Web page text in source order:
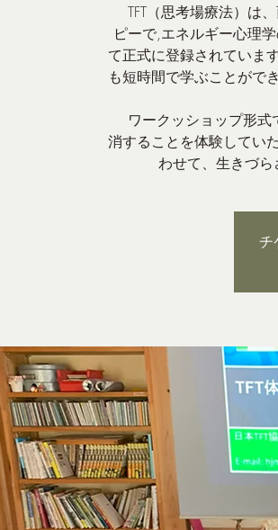
TFT（思考場療法）は
ピーで,エネルギー心理
て正式に登録されていま
も短時間で学ぶことがで
ワークッショップ形式
消することを体験してい
わせて、生きづら
チ